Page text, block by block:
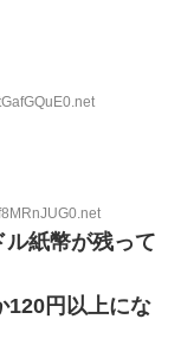
ル紙幣が残って
120円以上にな